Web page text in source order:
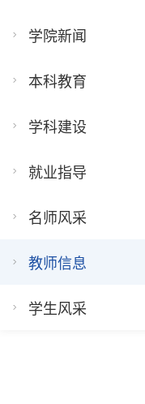
学院新闻
本科教育
学科建设
就业指导
名师风采
教师信息
学生风采